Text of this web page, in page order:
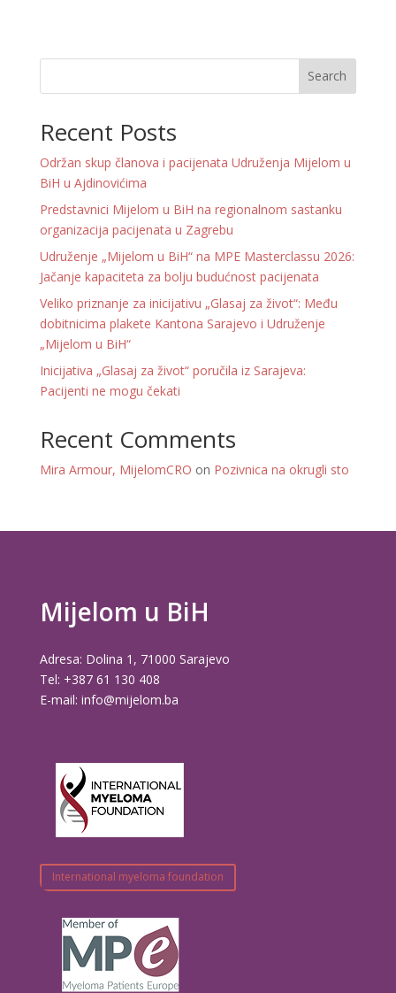
Search
Recent Posts
Održan skup članova i pacijenata Udruženja Mijelom u
BiH u Ajdinovićima
Predstavnici Mijelom u BiH na regionalnom sastanku
organizacija pacijenata u Zagrebu
Udruženje „Mijelom u BiH“ na MPE Masterclassu 2026:
Jačanje kapaciteta za bolju budućnost pacijenata
Veliko priznanje za inicijativu „Glasaj za život“: Među
dobitnicima plakete Kantona Sarajevo i Udruženje
„Mijelom u BiH“
Inicijativa „Glasaj za život“ poručila iz Sarajeva:
Pacijenti ne mogu čekati
Recent Comments
Mira Armour, MijelomCRO on Pozivnica na okrugli sto
Mijelom u BiH
Adresa: Dolina 1, 71000 Sarajevo
Tel: +387 61 130 408
E-mail: info@mijelom.ba
International myeloma foundation